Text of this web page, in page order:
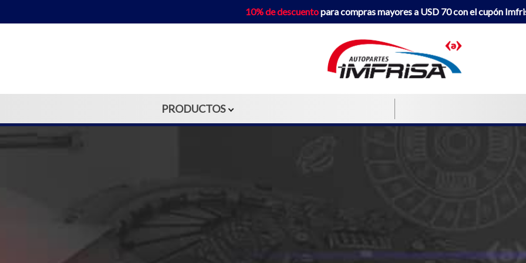
10% de descuentopara compras mayores a USD 70 con el cupón
PRODUCTOS